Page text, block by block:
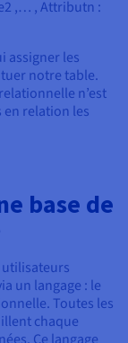
,… , Attributn :
assigner les
notre table.
n’est
en relation les
base de
un langage : le
Toutes les
chaque